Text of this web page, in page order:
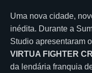
Uma nova cidade,
inédita. Durante a
Studio apresentaram
VIRTUA FIGHTER
da lendária franquia